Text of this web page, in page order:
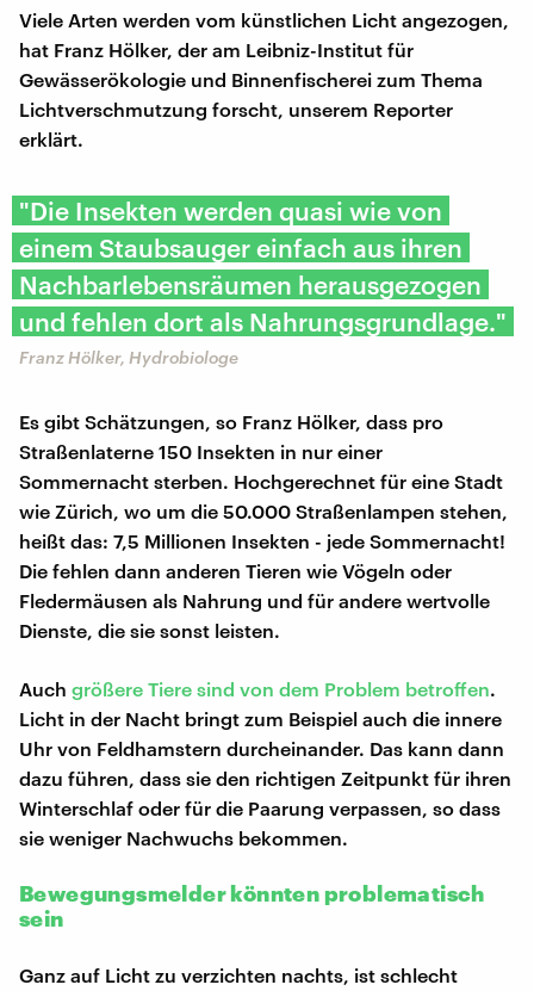
Viele Arten werden vom künstlichen Licht angezogen,
hat Franz Hölker, der am Leibniz-Institut für
Gewässerökologie und Binnenfischerei zum Thema
Lichtverschmutzung forscht, unserem Reporter
erklärt.
"Die Insekten werden quasi wie von
einem Staubsauger einfach aus ihren
Nachbarlebensräumen herausgezogen
und fehlen dort als Nahrungsgrundlage."
Franz Hölker, Hydrobiologe
Es gibt Schätzungen, so Franz Hölker, dass pro
Straßenlaterne 150 Insekten in nur einer
Sommernacht sterben. Hochgerechnet für eine Stadt
wie Zürich, wo um die 50.000 Straßenlampen stehen,
heißt das: 7,5 Millionen Insekten - jede Sommernacht!
Die fehlen dann anderen Tieren wie Vögeln oder
Fledermäusen als Nahrung und für andere wertvolle
Dienste, die sie sonst leisten.
Auch größere Tiere sind von dem Problem betroffen.
Licht in der Nacht bringt zum Beispiel auch die innere
Uhr von Feldhamstern durcheinander. Das kann dann
dazu führen, dass sie den richtigen Zeitpunkt für ihren
Winterschlaf oder für die Paarung verpassen, so dass
sie weniger Nachwuchs bekommen.
Bewegungsmelder könnten problematisch
sein
Ganz auf Licht zu verzichten nachts, ist schlecht